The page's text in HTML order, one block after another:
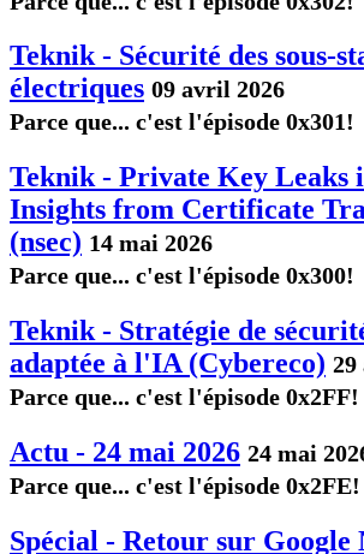
Teknik - Sécurité des sous-
électriques 09 avril 2026
Parce que... c'est l'épisode 0x301!
Teknik - Private Key Leaks
Insights from Certificate
(nsec) 14 mai 2026
Parce que... c'est l'épisode 0x300!
Teknik - Stratégie de
adaptée à l'IA (Cybereco) 29
Parce que... c'est l'épisode 0x2FF!
Actu - 24 mai 2026 24 mai
Parce que... c'est l'épisode 0x2FE!
Spécial - Retour sur Google